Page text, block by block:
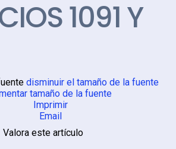
1091 Y
disminuir el tamaño de la fuente
tamaño de la fuente
Imprimir
Email
Valora este artículo